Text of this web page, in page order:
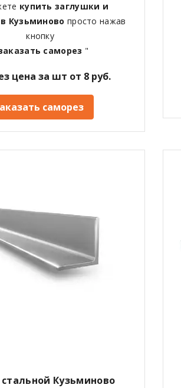
купить заглушки и
Кузьминово просто нажав
кнопку
саморез "
цена за шт от 8 руб.
саморез
Кузьминово